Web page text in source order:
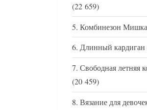
(22 659)
Комбинезон Мишка
Длинный кардиган
Свободная летняя
(20 459)
Вязание для